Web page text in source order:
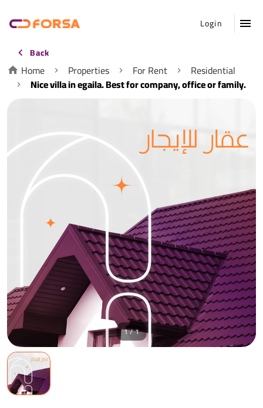
Login
Back
Home Properties For Rent
Residential
Nice villa in egaila. Best for company, office or family.
1 / 1